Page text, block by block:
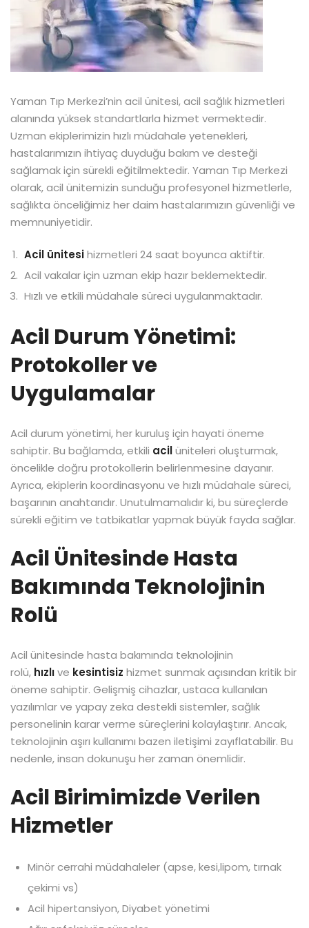
Yaman Tıp Merkezi’nin acil ünitesi, acil sağlık hizmetleri
alanında yüksek standartlarla hizmet vermektedir.
Uzman ekiplerimizin hızlı müdahale yetenekleri,
hastalarımızın ihtiyaç duyduğu bakım ve desteği
sağlamak için sürekli eğitilmektedir. Yaman Tıp Merkezi
olarak, acil ünitemizin sunduğu profesyonel hizmetlerle,
sağlıkta önceliğimiz her daim hastalarımızın güvenliği ve
memnuniyetidir.
Acil ünitesihizmetleri 24 saat boyunca aktiftir.
Acil vakalar için uzman ekip hazır beklemektedir.
Hızlı ve etkili müdahale süreci uygulanmaktadır.
Acil Durum Yönetimi:
Protokoller ve
Uygulamalar
Acil durum yönetimi, her kuruluş için hayati öneme
sahiptir. Bu bağlamda, etkili acilüniteleri oluşturmak,
öncelikle doğru protokollerin belirlenmesine dayanır.
Ayrıca, ekiplerin koordinasyonu ve hızlı müdahale süreci,
başarının anahtarıdır. Unutulmamalıdır ki, bu süreçlerde
sürekli eğitim ve tatbikatlar yapmak büyük fayda sağlar.
Acil Ünitesinde Hasta
Bakımında Teknolojinin
Rolü
Acil ünitesinde hasta bakımında teknolojinin
rolü, hızlıve kesintisiz hizmet sunmak açısından kritik bir
öneme sahiptir. Gelişmiş cihazlar, ustaca kullanılan
yazılımlar ve yapay zeka destekli sistemler, sağlık
personelinin karar verme süreçlerini kolaylaştırır. Ancak,
teknolojinin aşırı kullanımı bazen iletişimi zayıflatabilir. Bu
nedenle, insan dokunuşu her zaman önemlidir.
Acil Birimimizde Verilen
Hizmetler
Minör cerrahi müdahaleler (apse, kesi,lipom, tırnak
çekimi vs)
Acil hipertansiyon, Diyabet yönetimi